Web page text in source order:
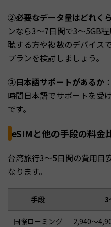
②必要なデータ量はどれく
ンなら3〜7日間で3〜5GB
聴する方や複数のデバイス
プランを検討しましょう。
③日本語サポートがあるか
時間日本語でサポートを受
です。
eSIMと他の手段の料金
台湾旅行3〜5日間の費用目
なります。
手段 3
国際ローミング 2,940〜